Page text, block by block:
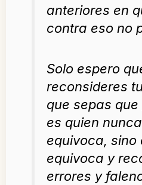
anteriores en
contra eso no
Solo espero
reconsideres
que sepas
es quien
equivoca, sino
equivoca y
errores y